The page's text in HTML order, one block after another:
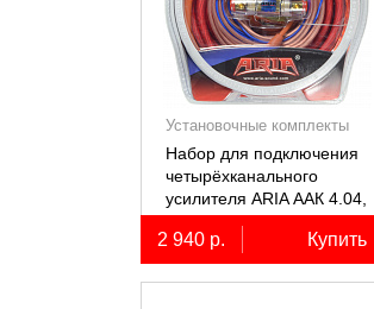
Установочные комплекты
(КИТы)
Набор для подключения
четырёхканального
усилителя ARIA ААК 4.04,
4AWG, miniANL 60А,
омедненный алюминий
(ССА)
2 940 р. Купить